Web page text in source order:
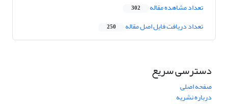
تعداد مشاهده مقاله 302
تعداد دریافت فایل اصل مقاله 250
دسترسی سریع
صفحه اصلی
درباره نشریه